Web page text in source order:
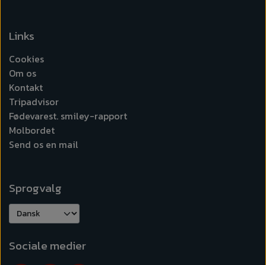
Links
Cookies
Om os
Kontakt
Tripadvisor
Fødevarest. smiley-rapport
Molbordet
Send os en mail
Sprogvalg
Sociale medier